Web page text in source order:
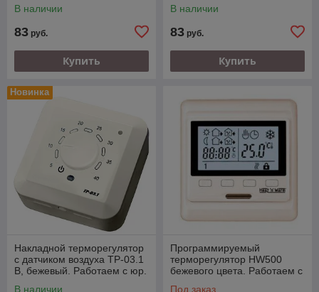
В наличии
83 руб.
Купить
В наличии
83 руб.
Купить
Новинка
Накладной терморегулятор
с датчиком воздуха ТР-03.1
В, бежевый. Работаем с юр.
В наличии
Программируемый
терморегулятор HW500
бежевого цвета. Работаем с
Под заказ